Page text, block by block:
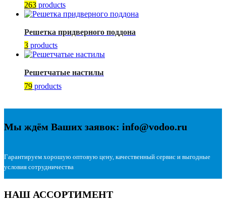
263 products
Решетка придверного поддона
3 products
Решетчатые настилы
79 products
Мы ждём Ваших заявок: info@vodoo.ru
Гарантируем хорошую оптовую цену, качественный сервис и выгодные
условия сотрудничества
НАШ АССОРТИМЕНТ